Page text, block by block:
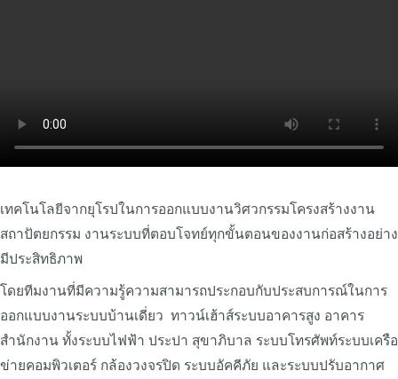
เทคโนโลยีจากยุโรปในการออกแบบงานวิศวกรรมโครงสร้างงาน
สถาปัตยกรรม งานระบบที่ตอบโจทย์ทุกขั้นตอนของงานก่อสร้างอย่าง
มีประสิทธิภาพ
โดยทีมงานที่มีความรู้ความสามารถประกอบกับประสบการณ์ในการ
ออกแบบงานระบบบ้านเดี่ยว ทาวน์เฮ้าส์ระบบอาคารสูง อาคาร
สำนักงาน ทั้งระบบไฟฟ้า ประปา สุขาภิบาล ระบบโทรศัพท์ระบบเครือ
ข่ายคอมพิวเตอร์ กล้องวงจรปิด ระบบอัคคีภัย และระบบปรับอากาศ